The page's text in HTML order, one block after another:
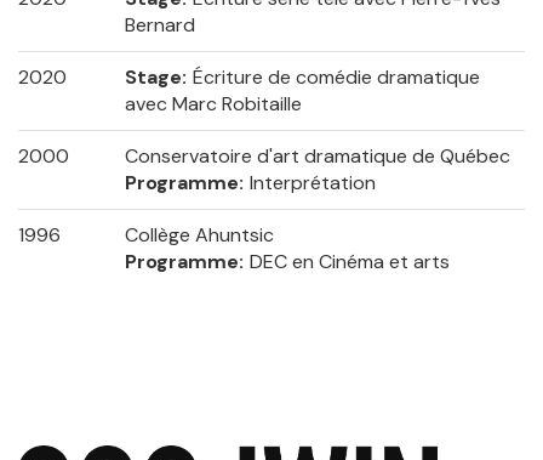
Bernard
2020 Stage Écriture de comédie dramatique
avec Marc Robitaille
2000
Conservatoire d'art dramatique de Québec
Programme Interprétation
1996
Collège Ahuntsic
Programme DEC en Cinéma et arts